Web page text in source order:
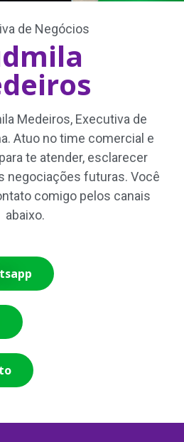
de Negócios
Medeiros, Executiva de
Atuo no time comercial e
te atender, esclarecer
negociações futuras. Você
comigo pelos canais
abaixo.